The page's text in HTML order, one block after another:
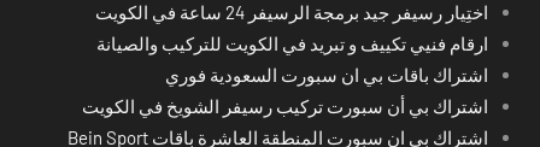
اختِيار رسيفر جيد برمجة الرسيفر 24 ساعة في الكويت
ارقام فنيي تكييف و تبريد في الكويت للتركيب والصيانة
اشتراك باقات بي ان سبورت السعودية فوري
اشتراك بي أن سبورت تركيب رسيفر الشويخ في الكويت
اشتراك بي ان سبورت المنطقة العاشرة باقات Bein Sport